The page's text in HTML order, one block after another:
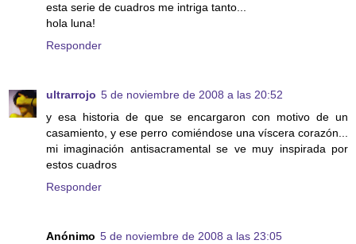
esta serie de cuadros me intriga tanto...
hola luna!
Responder
ultrarrojo 5 de noviembre de 2008 a las 20:52
y esa historia de que se encargaron con motivo de un
casamiento, y ese perro comiéndose una víscera corazón...
mi imaginación antisacramental se ve muy inspirada por
estos cuadros
Responder
Anónimo 5 de noviembre de 2008 a las 23:05